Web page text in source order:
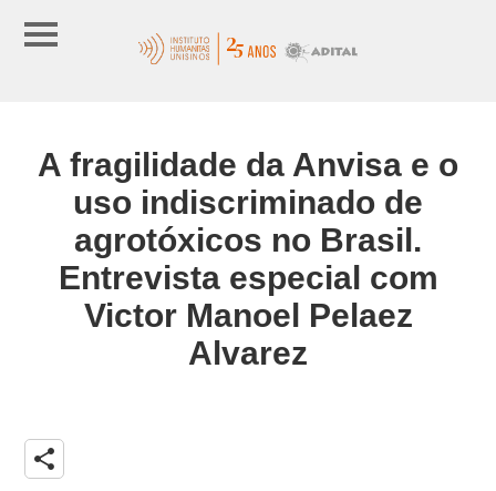
A fragilidade da Anvisa e o
uso indiscriminado de
agrotóxicos no Brasil.
Entrevista especial com
Victor Manoel Pelaez
Alvarez
share